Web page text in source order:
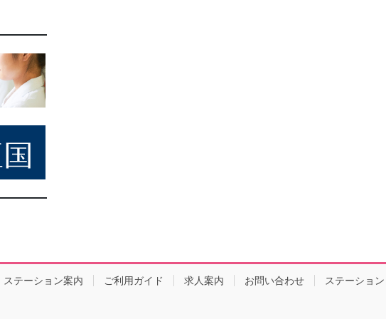
ステーション案内 ご利用ガイド 求人案内 お問い合わせ ステーショ